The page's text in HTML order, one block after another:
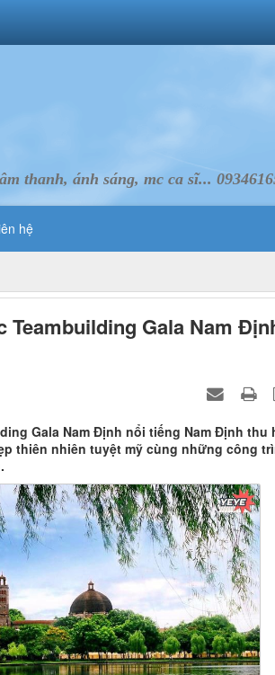
thanh, ánh sáng, mc ca sĩ...
hệ
Teambuilding Gala Nam
Gala Nam Định nổi tiếng Nam Định thu
thiên nhiên tuyệt mỹ cùng những công